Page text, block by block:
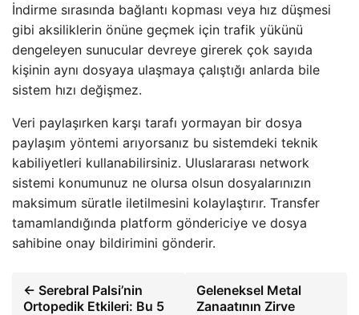
İndirme sırasında bağlantı kopması veya hız düşmesi
gibi aksiliklerin önüne geçmek için trafik yükünü
dengeleyen sunucular devreye girerek çok sayıda
kişinin aynı dosyaya ulaşmaya çalıştığı anlarda bile
sistem hızı değişmez.
Veri paylaşırken karşı tarafı yormayan bir dosya
paylaşım yöntemi arıyorsanız bu sistemdeki teknik
kabiliyetleri kullanabilirsiniz. Uluslararası network
sistemi konumunuz ne olursa olsun dosyalarınızın
maksimum süratle iletilmesini kolaylaştırır. Transfer
tamamlandığında platform göndericiye ve dosya
sahibine onay bildirimini gönderir.
← Serebral Palsi’nin
Ortopedik Etkileri: Bu 5
Geleneksel Metal
Zanaatının Zirve